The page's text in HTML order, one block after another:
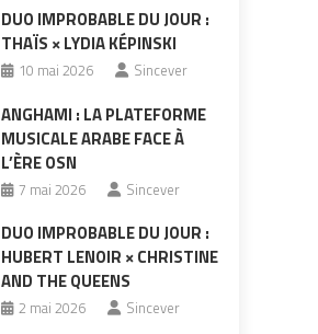
DUO IMPROBABLE DU JOUR :
THAÏS × LYDIA KÉPINSKI
10 mai 2026 Sincever
ANGHAMI : LA PLATEFORME
MUSICALE ARABE FACE À
L’ÈRE OSN
7 mai 2026 Sincever
DUO IMPROBABLE DU JOUR :
HUBERT LENOIR × CHRISTINE
AND THE QUEENS
2 mai 2026 Sincever